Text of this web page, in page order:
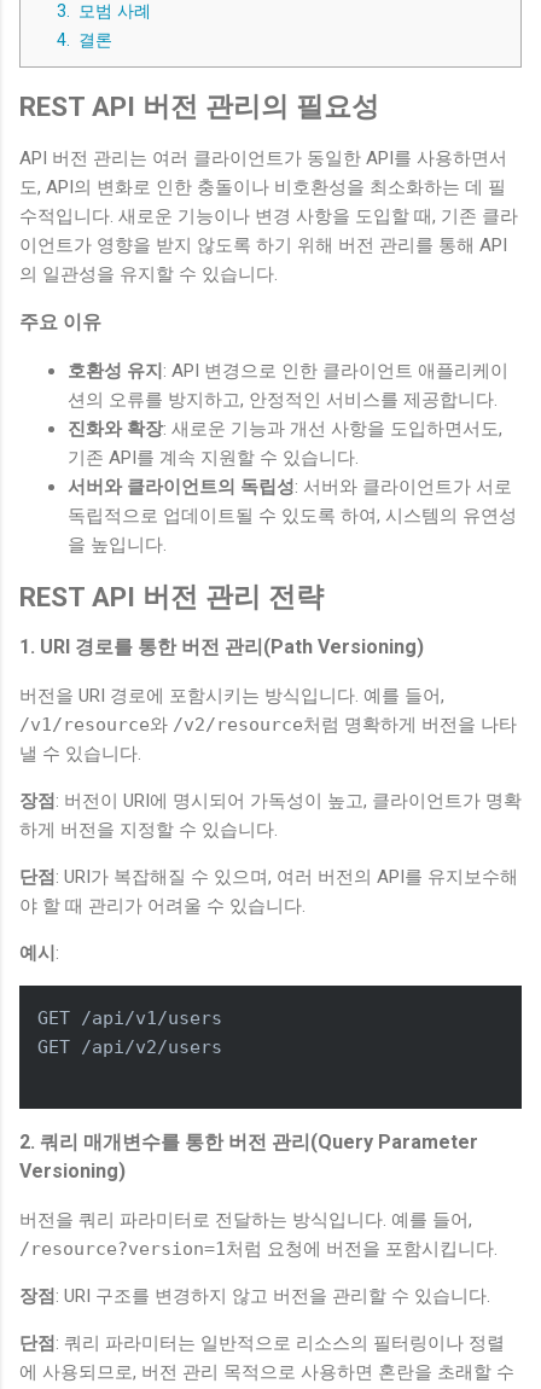
3. 모범 사례
4. 결론
REST API 버전 관리의 필요성
API 버전 관리는 여러 클라이언트가 동일한 API를 사용하면서
도, API의 변화로 인한 충돌이나 비호환성을 최소화하는 데 필
수적입니다. 새로운 기능이나 변경 사항을 도입할 때, 기존 클라
이언트가 영향을 받지 않도록 하기 위해 버전 관리를 통해 API
의 일관성을 유지할 수 있습니다.
주요 이유
호환성 유지 : API 변경으로 인한 클라이언트 애플리케이
션의 오류를 방지하고, 안정적인 서비스를 제공합니다.
진화와 확장: 새로운 기능과 개선 사항을 도입하면서도,
기존 API를 계속 지원할 수 있습니다.
서버와 클라이언트의 독립성: 서버와 클라이언트가 서로
독립적으로 업데이트될 수 있도록 하여, 시스템의 유연성
을 높입니다.
REST API 버전 관리 전략
1. URI 경로를 통한 버전 관리(Path Versioning)
버전을 URI 경로에 포함시키는 방식입니다. 예를 들어,
/v1/resource와 /v2/resource처럼 명확하게 버전을 나타
낼 수 있습니다.
장점 : 버전이 URI에 명시되어 가독성이 높고, 클라이언트가 명확
하게 버전을 지정할 수 있습니다.
단점 : URI가 복잡해질 수 있으며, 여러 버전의 API를 유지보수해
야 할 때 관리가 어려울 수 있습니다.
예시 :
GET /api/v1/users
GET /api/v2/users
2. 쿼리 매개변수를 통한 버전 관리(Query Parameter
Versioning)
버전을 쿼리 파라미터로 전달하는 방식입니다. 예를 들어,
/resource?version=1처럼 요청에 버전을 포함시킵니다.
장점 : URI 구조를 변경하지 않고 버전을 관리할 수 있습니다.
단점 : 쿼리 파라미터는 일반적으로 리소스의 필터링이나 정렬
에 사용되므로, 버전 관리 목적으로 사용하면 혼란을 초래할 수